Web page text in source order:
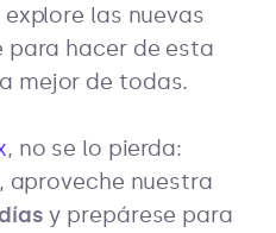
las nuevas
para hacer de esta
mejor de todas.
, no se lo pierda:
aproveche nuestra
y prepárese para